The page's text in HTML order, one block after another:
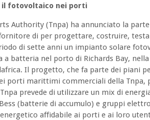
il fotovoltaico nei porti
Authority (Tnpa) ha annunciato la
di per progettare, costruire,
di sette anni un impianto solare
a batteria nel porto di Richards Bay,
Il progetto, che fa parte dei piani
porti marittimi commerciali della Tnpa,
prevede di utilizzare un mix di
(batterie di accumulo) e gruppi
affidabile ai porti e ai loro